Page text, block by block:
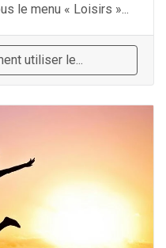
le menu « Loisirs »...
utiliser le...